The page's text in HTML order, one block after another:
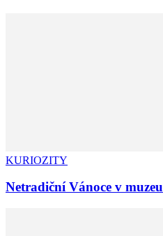
KURIOZITY
Netradiční Vánoce v muzeu